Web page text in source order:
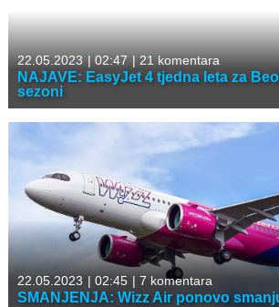
22.05.2023 |02:47 |21 komentara
NAJAVE: EasyJet 4 tjedna leta za
sezoni
22.05.2023 | 02:45 | 7 komentara
SMANJENJA: Wizz Air ponovo